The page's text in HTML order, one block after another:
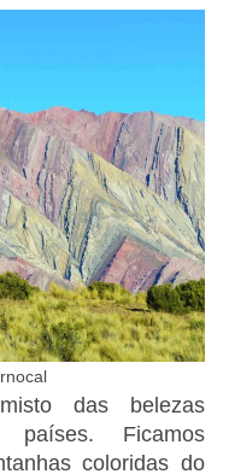
das belezas
países. Ficamos
coloridas do